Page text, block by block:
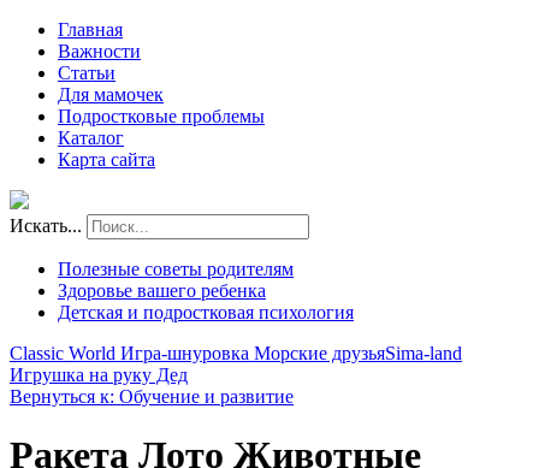
Главная
Важности
Статьи
Для мамочек
Подростковые проблемы
Каталог
Карта сайта
Искать...
Полезные советы родителям
Здоровье вашего ребенка
Детская и подростковая психология
Classic World Игра-шнуровка Морские друзьяSima-land
Игрушка на руку Дед
Вернуться к: Обучение и развитие
Ракета Лото Животные